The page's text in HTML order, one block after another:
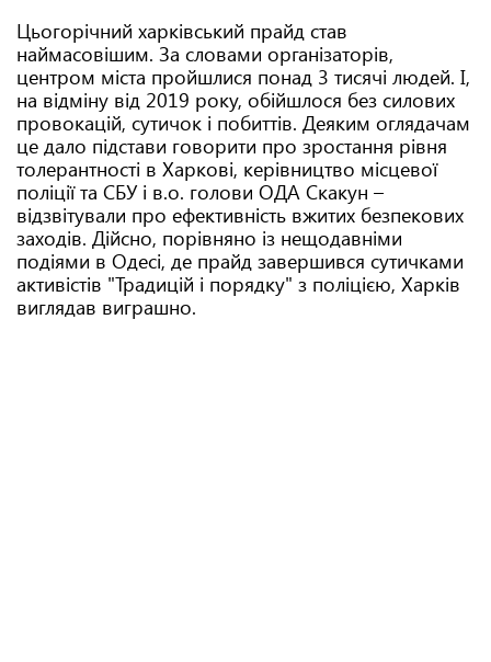
Цьогорічний харківський прайд став
наймасовішим. За словами організаторів,
центром міста пройшлися понад 3 тисячі людей. І,
на відміну від 2019 року, обійшлося без силових
провокацій, сутичок і побиттів. Деяким оглядачам
це дало підстави говорити про зростання рівня
толерантності в Харкові, керівництво місцевої
поліції та СБУ і в.о. голови ОДА Скакун –
відзвітували про ефективність вжитих безпекових
заходів. Дійсно, порівняно із нещодавніми
подіями в Одесі, де прайд завершився сутичками
активістів "Традицій і порядку" з поліцією, Харків
виглядав виграшно.